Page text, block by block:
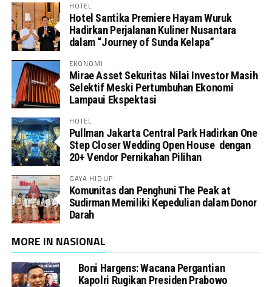
HOTEL
Hotel Santika Premiere Hayam Wuruk
Hadirkan Perjalanan Kuliner Nusantara
dalam “Journey of Sunda Kelapa”
EKONOMI
Mirae Asset Sekuritas Nilai Investor Masih
Selektif Meski Pertumbuhan Ekonomi
Lampaui Ekspektasi
HOTEL
Pullman Jakarta Central Park Hadirkan One
Step Closer Wedding Open House dengan
20+ Vendor Pernikahan Pilihan
GAYA HIDUP
Komunitas dan Penghuni The Peak at
Sudirman Memiliki Kepedulian dalam Donor
Darah
MORE IN NASIONAL
Boni Hargens: Wacana Pergantian
Kapolri Rugikan Presiden Prabowo